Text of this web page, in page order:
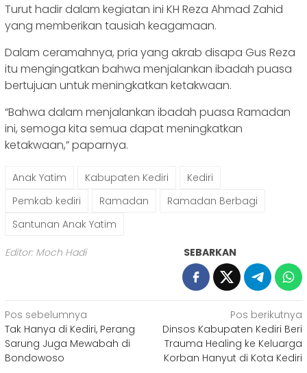
Turut hadir dalam kegiatan ini KH Reza Ahmad Zahid
yang memberikan tausiah keagamaan.
Dalam ceramahnya, pria yang akrab disapa Gus Reza
itu mengingatkan bahwa menjalankan ibadah puasa
bertujuan untuk meningkatkan ketakwaan.
“Bahwa dalam menjalankan ibadah puasa Ramadan
ini, semoga kita semua dapat meningkatkan
ketakwaan,” paparnya.
Anak Yatim Kabupaten Kediri
Kediri
Pemkab kediri
Ramadan
Ramadan Berbagi
Santunan Anak Yatim
Editor: Moch Hadi SEBARKAN
Navigasi
pos
Pos sebelumnya
Tak Hanya di Kediri, Perang
Sarung Juga Mewabah di
Bondowoso
Pos berikutnya
Dinsos Kabupaten Kediri Beri
Trauma Healing ke Keluarga
Korban Hanyut di Kota Kediri